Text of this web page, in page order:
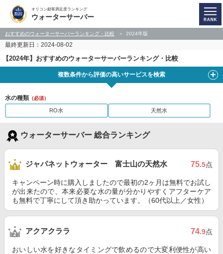
オリコン顧客満足度ランキング
ウォーターサーバー
おすすめのウォーターサーバーランキング・比較 2024年版
最終更新日：2024-08-02
【2024年】おすすめのウォーターサーバーランキング・比較
複数条件から評価の高いサービスを検索
水の種類 （必須）
RO水 天然水
ウォーターサーバー 総合ランキング
ジャパネットウォーター 富士山の天然水 75.5点
キャンペーン時に購入しましたので最初の2ヶ月は無料でお試し
が出来たので、本来必要な水の量が分かりやすくアフターケア
も無料で丁寧にして頂き助かっています。（60代以上／女性）
アクアクララ 74.9点
おいしい水を好きなタイミングで飲めるので大変利便性が高い